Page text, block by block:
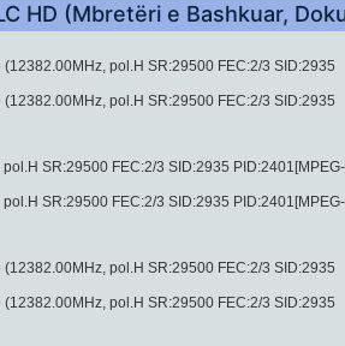
HD (Mbretëri e Bashkuar,
pol.H SR:29500 FEC:2/3 SID:2935
pol.H SR:29500 FEC:2/3 SID:2935
SR:29500 FEC:2/3 SID:2935
SR:29500 FEC:2/3 SID:2935
pol.H SR:29500 FEC:2/3 SID:2935
pol.H SR:29500 FEC:2/3 SID:2935